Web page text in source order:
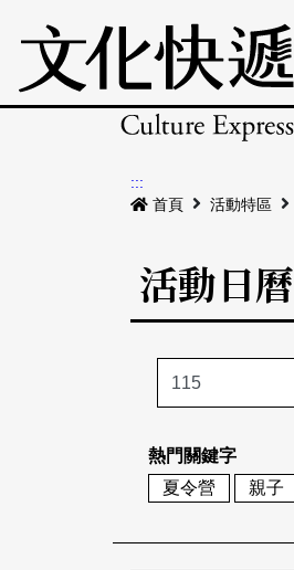
:::
首頁
活動特區
活動日曆
熱門關鍵字
夏令營
親子